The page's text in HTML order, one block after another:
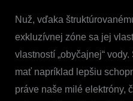
Nuž, vďaka
exkluzívnej zóne sa jej
vlastností „obyčajnej“
mať napríklad lepšiu
práve naše milé elektróny,